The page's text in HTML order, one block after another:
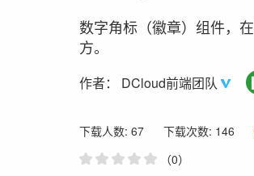
数字角标（徽章）组件，
方。
作者： DCloud前端团队
下载人数: 67 下载次数: 146
（0）